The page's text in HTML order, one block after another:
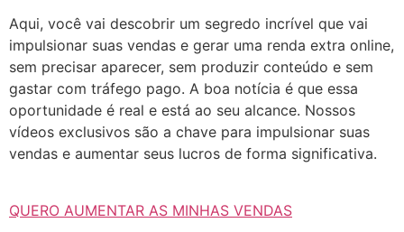
Aqui, você vai descobrir um segredo incrível que vai
impulsionar suas vendas e gerar uma renda extra online,
sem precisar aparecer, sem produzir conteúdo e sem
gastar com tráfego pago. A boa notícia é que essa
oportunidade é real e está ao seu alcance. Nossos
vídeos exclusivos são a chave para impulsionar suas
vendas e aumentar seus lucros de forma significativa.
QUERO AUMENTAR AS MINHAS VENDAS